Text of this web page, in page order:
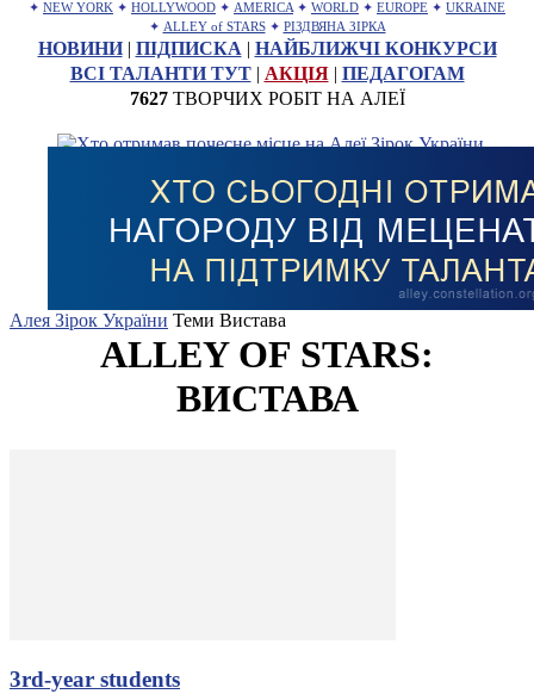
✦ NEW YORK ✦ HOLLYWOOD ✦ AMERICA ✦ WORLD ✦ EUROPE ✦ UKRAINE
✦ ALLEY of STARS ✦ РІЗДВЯНА ЗІРКА
НОВИНИ| ПІДПИСКА | НАЙБЛИЖЧІ КОНКУРСИ
ВСІ ТАЛАНТИ ТУТ| АКЦІЯ| ПЕДАГОГАМ
7627ТВОРЧИХ РОБІТ НА АЛЕЇ
Алея Зірок України Теми Вистава
ALLEY OF STARS:
ВИСТАВА
3rd-year students